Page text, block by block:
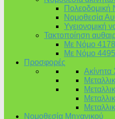
Πολεοδομική
Νομοθεσία
Υγειονομική
Τακτοποίηση
Με Νόμο
Με Νόμο
Προσφορές
Ακίνητα
Νομοθεσία Μηχανικού